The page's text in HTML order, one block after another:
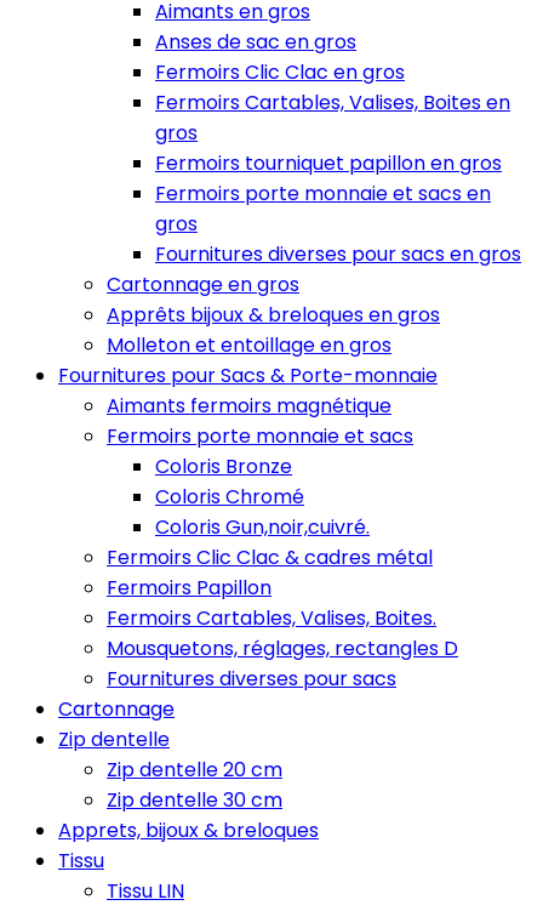
Aimants en gros
Anses de sac en gros
Fermoirs Clic Clac en gros
Fermoirs Cartables, Valises, Boites en
gros
Fermoirs tourniquet papillon en gros
Fermoirs porte monnaie et sacs en
gros
Fournitures diverses pour sacs en gros
Cartonnage en gros
Apprêts bijoux & breloques en gros
Molleton et entoillage en gros
Fournitures pour Sacs & Porte-monnaie
Aimants fermoirs magnétique
Fermoirs porte monnaie et sacs
Coloris Bronze
Coloris Chromé
Coloris Gun,noir,cuivré.
Fermoirs Clic Clac & cadres métal
Fermoirs Papillon
Fermoirs Cartables, Valises, Boites.
Mousquetons, réglages, rectangles D
Fournitures diverses pour sacs
Cartonnage
Zip dentelle
Zip dentelle 20 cm
Zip dentelle 30 cm
Apprets, bijoux & breloques
Tissu
Tissu LIN